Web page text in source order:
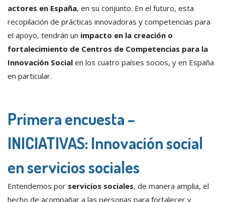
actores en España, en su conjunto. En el futuro, esta
recopilación de prácticas innovadoras y competencias para
el apoyo, tendrán un impacto en la creación o
fortalecimiento de Centros de Competencias para la
Innovación Social en los cuatro países socios, y en España
en particular.
Primera encuesta –
INICIATIVAS: Innovación social
en servicios sociales
Entendemos por servicios sociales, de manera amplia, el
hecho de acompañar a las personas para fortalecer y